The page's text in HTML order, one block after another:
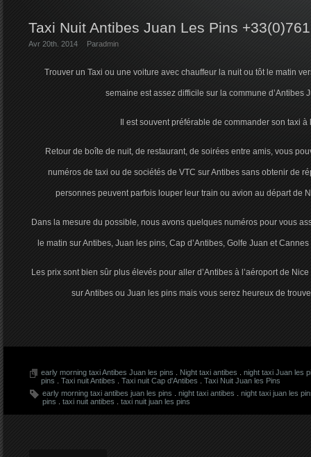
Taxi Nuit Antibes Juan Les Pins
Avr 20th. 2014 Paradmin
Trouver un Taxi ou une voiture avec chauffeur la nuit ou tôt le matin
semaine est assez difficile sur la commune d’Antibes
Il est souvent préférable de commander son taxi à
Retour de boîte de nuit, de restaurant, de soirées entre amis, vous
numéros de taxi ou de sociétés de VTC sur Antibes sans obtenir de
personnes peuvent parfois louper leur train ou avion au départ de
Dans la mesure du possible, nous avons quelques numéros pour vous
le matin sur Antibes, Juan les pins, Cap d’Antibes, Golfe Juan et
Les prix sont bien sûr plus élevés pour aller d’Antibes à l’aéroport de
sur Antibes ou Juan les pins mais vous serez heureux de
early morning taxi Antibes Juan les pins Night taxi antibes
night taxi Juan les
pins
Taxi nuit Antibes Taxi nuit Cap d'Antibes
Taxi Nuit Juan les Pins
early morning taxi antibes juan les pins
night taxi antibes
night taxi juan les
pins
taxi nuit antibes taxi nuit juan les pins